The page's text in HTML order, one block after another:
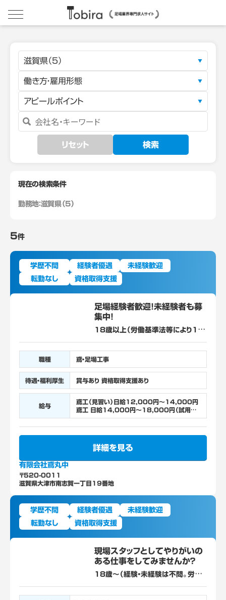
滋賀県（5）
働き方・雇用形態
アピールポイント
検索
リセット
現在の検索条件
勤務地：滋賀県（5）
5件
学歴不問 経験者優遇
未経験歓迎
転勤なし
資格取得支援
足場経験者歓迎！未経験者も募
集中！
18歳以上（労働基準法等により18
職種 鳶・足場工事
待遇・福利厚生 賞与あり 資格取得支援あり
給与
鳶工（見習い）日給12,000円～14,000円
鳶工 日給14,000円～18,000円（試用期
間1か月） ※経験、能力を考慮し、昇給あり
有限会社鳶丸中
〒520-0011
滋賀県大津市南志賀一丁目19番地
詳細を見る
学歴不問 経験者優遇
未経験歓迎
転勤なし
資格取得支援
現場スタッフとしてやりがいの
ある仕事をしてみませんか？
18歳～（経験・未経験は不問。労働